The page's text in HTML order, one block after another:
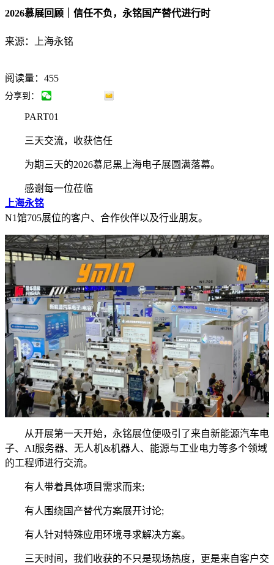
2026慕展回顾｜信任不负，永铭国产替代进行时
来源：上海永铭
阅读量：455
分享到：
PART01
三天交流，收获信任
为期三天的2026慕尼黑上海电子展圆满落幕。
感谢每一位莅临
上海永铭
N1馆705展位的客户、合作伙伴以及行业朋友。
从开展第一天开始，永铭展位便吸引了来自新能源汽车电
子、AI服务器、无人机&机器人、能源与工业电力等多个领域
的工程师进行交流。
有人带着具体项目需求而来;
有人围绕国产替代方案展开讨论;
有人针对特殊应用环境寻求解决方案。
三天时间，我们收获的不只是现场热度，更是来自客户交